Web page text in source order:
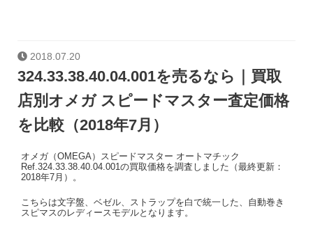
2018.07.20
324.33.38.40.04.001を売るなら｜買取
店別オメガ スピードマスター査定価格
を比較（2018年7月）
オメガ（OMEGA）スピードマスター オートマチック
Ref.324.33.38.40.04.001の買取価格を調査しました（最終更新：
2018年7月）。
こちらは文字盤、ベゼル、ストラップを白で統一した、自動巻き
スピマスのレディースモデルとなります。